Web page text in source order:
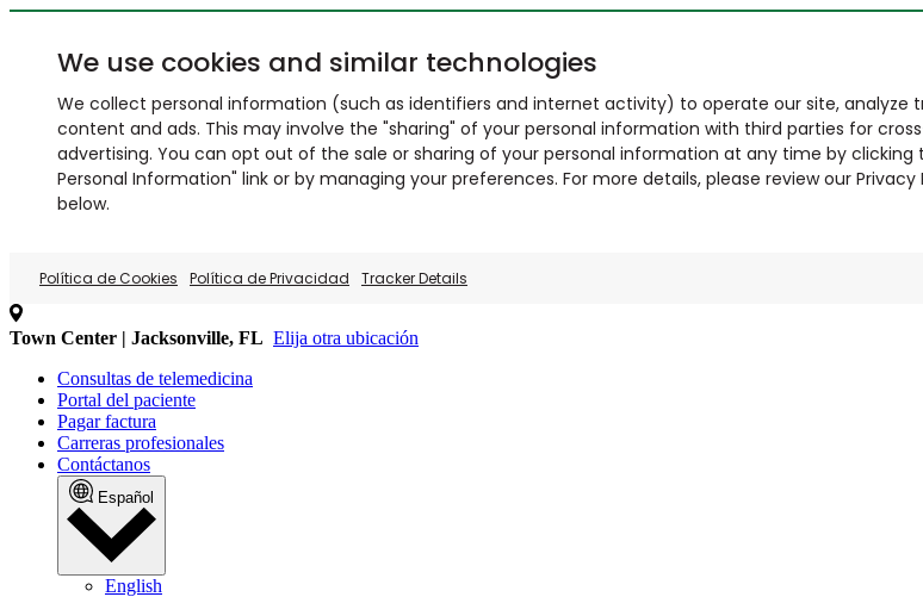
We use cookies and similar technologies
We collect personal information (such as identifiers and internet activity) to operate our site, analyze
content and ads. This may involve the "sharing" of your personal information with third parties for
advertising. You can opt out of the sale or sharing of your personal information at any time by clicking
Personal Information" link or by managing your preferences. For more details, please review our
below.
Política de Cookies Política de Privacidad Tracker Details
Town Center | Jacksonville, FL Elija otra ubicación
Consultas de telemedicina
Portal del paciente
Pagar factura
Carreras profesionales
Contáctanos
Español
English